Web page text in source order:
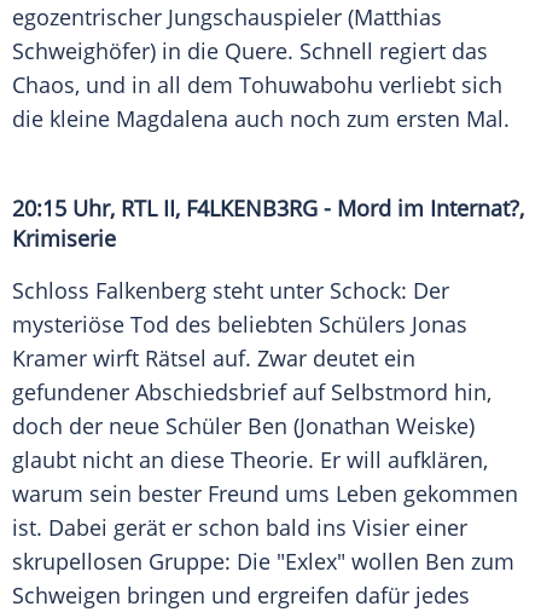
egozentrischer Jungschauspieler (Matthias
Schweighöfer) in die Quere. Schnell regiert das
Chaos, und in all dem Tohuwabohu verliebt sich
die kleine Magdalena auch noch zum ersten Mal.
20:15 Uhr, RTL II, F4LKENB3RG - Mord im Internat?,
Krimiserie
Schloss Falkenberg steht unter Schock: Der
mysteriöse Tod des beliebten Schülers Jonas
Kramer wirft Rätsel auf. Zwar deutet ein
gefundener Abschiedsbrief auf Selbstmord hin,
doch der neue Schüler Ben (Jonathan Weiske)
glaubt nicht an diese Theorie. Er will aufklären,
warum sein bester Freund ums Leben gekommen
ist. Dabei gerät er schon bald ins Visier einer
skrupellosen Gruppe: Die "Exlex" wollen Ben zum
Schweigen bringen und ergreifen dafür jedes